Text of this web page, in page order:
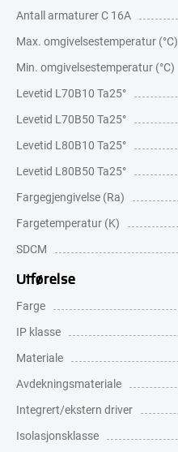
Antall armaturer C 16A
Max. omgivelsestemperatur (°C)
Min. omgivelsestemperatur (°C)
Levetid L70B10 Ta25°
Levetid L70B50 Ta25°
Levetid L80B10 Ta25°
Levetid L80B50 Ta25°
Fargegjengivelse (Ra)
Fargetemperatur (K)
SDCM
Utførelse
Farge
IP klasse
Materiale
Avdekningsmateriale
Integrert/ekstern driver
Isolasjonsklasse